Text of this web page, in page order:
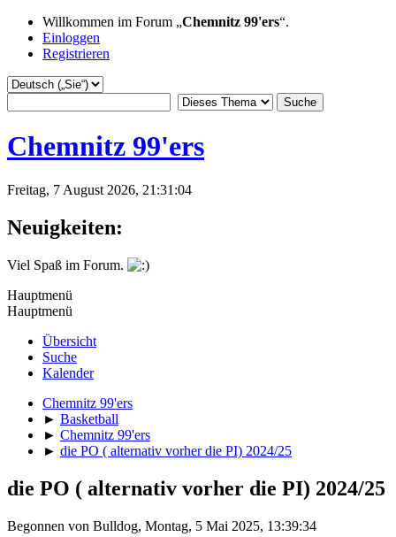
Willkommen im Forum „Chemnitz 99'ers“.
Einloggen
Registrieren
Chemnitz 99'ers
Freitag, 7 August 2026, 21:31:04
Neuigkeiten:
Viel Spaß im Forum.
Hauptmenü
Hauptmenü
Übersicht
Suche
Kalender
Chemnitz 99'ers
► Basketball
► Chemnitz 99'ers
► die PO ( alternativ vorher die PI) 2024/25
die PO ( alternativ vorher die PI) 2024/25
Begonnen von Bulldog, Montag, 5 Mai 2025, 13:39:34